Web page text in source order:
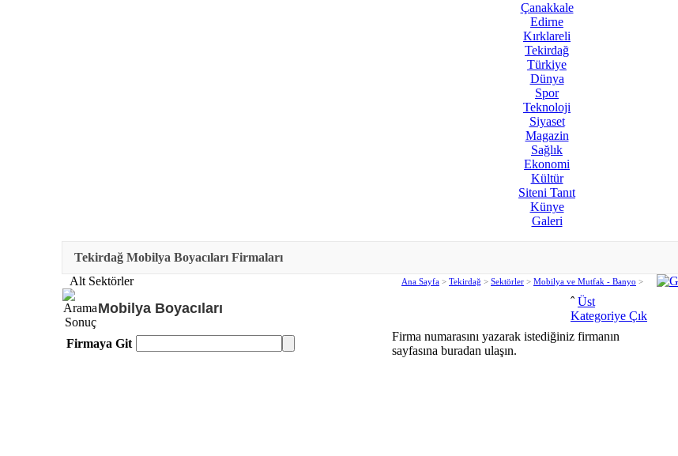
Çanakkale
Edirne
Kırklareli
Tekirdağ
Türkiye
Dünya
Spor
Teknoloji
Siyaset
Magazin
Sağlık
Ekonomi
Kültür
Siteni Tanıt
Künye
Galeri
Tekirdağ Mobilya Boyacıları Firmaları
Alt Sektörler
Ana Sayfa > Tekirdağ > Sektörler > Mobilya ve Mutfak - Banyo >
Mobilya Boyacıları ˆÜst
Kategoriye Çık
Firmaya Git
Firma numarasını yazarak istediğiniz firmanın
sayfasına buradan ulaşın.